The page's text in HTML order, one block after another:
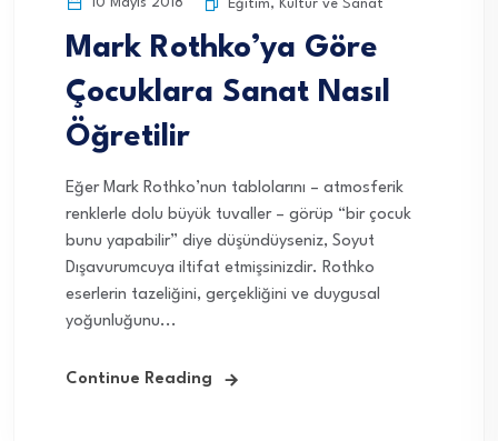
Eğitim, Kültür ve Sanat
Mark Rothko’ya Göre
Çocuklara Sanat Nasıl
Öğretilir
Eğer Mark Rothko’nun tablolarını – atmosferik
renklerle dolu büyük tuvaller – görüp “bir çocuk
bunu yapabilir” diye düşündüyseniz, Soyut
Dışavurumcuya iltifat etmişsinizdir. Rothko
eserlerin tazeliğini, gerçekliğini ve duygusal
yoğunluğunu...
Continue Reading